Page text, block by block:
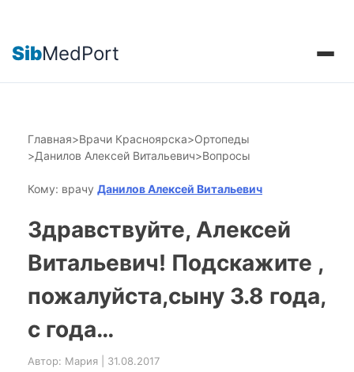
SibMedPort
Главная>Врачи Красноярска>Ортопеды
>Данилов Алексей Витальевич>Вопросы
Кому: врачу Данилов Алексей Витальевич
Здравствуйте, Алексей
Витальевич! Подскажите ,
пожалуйста,сыну 3.8 года,
с года…
Автор: Мария | 31.08.2017